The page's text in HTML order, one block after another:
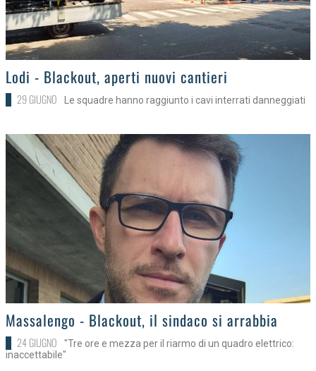
>Lodi - Blackout, aperti nuovi cantieri
29 GIUGNO Le squadre hanno raggiunto i cavi interrati danneggiati
>Massalengo - Blackout, il sindaco si arrabbia
24 GIUGNO
"Tre ore e mezza per il riarmo di un quadro elettrico:
inaccettabile"